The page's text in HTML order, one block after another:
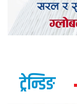
ट्रेन्डिङ